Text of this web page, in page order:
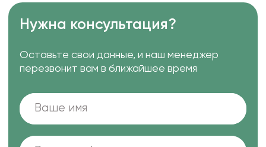
Нужна консультация?
Оставьте свои данные, и наш менеджер
перезвонит вам в ближайшее время